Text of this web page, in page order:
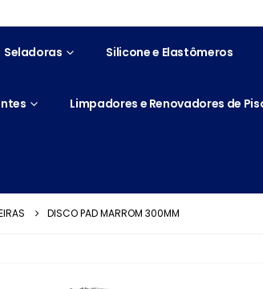
Seladoras Silicone e Elastômeros
Limpadores e Renovadores de
DISCO PAD MARROM 300MM